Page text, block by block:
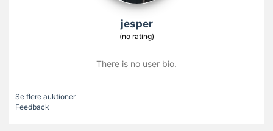
jesper
(no rating)
There is no user bio.
Se flere auktioner
Feedback